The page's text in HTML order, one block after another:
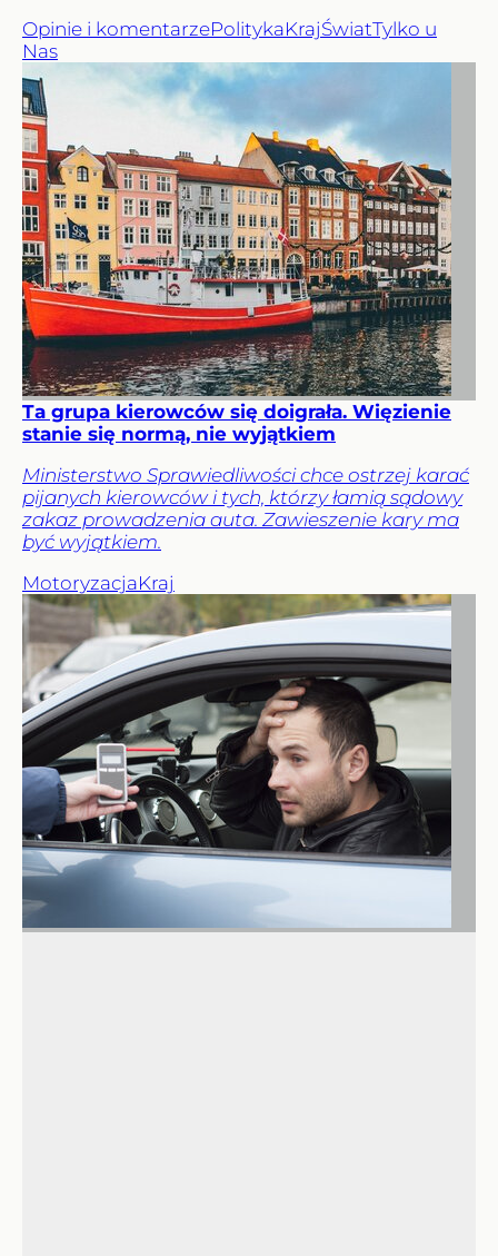
Opinie i komentarzePolitykaKrajŚwiatTylko u
Nas
Ta grupa kierowców się doigrała. Więzienie
stanie się normą, nie wyjątkiem
Ministerstwo Sprawiedliwości chce ostrzej karać
pijanych kierowców i tych, którzy łamią sądowy
zakaz prowadzenia auta. Zawieszenie kary ma
być wyjątkiem.
MotoryzacjaKraj